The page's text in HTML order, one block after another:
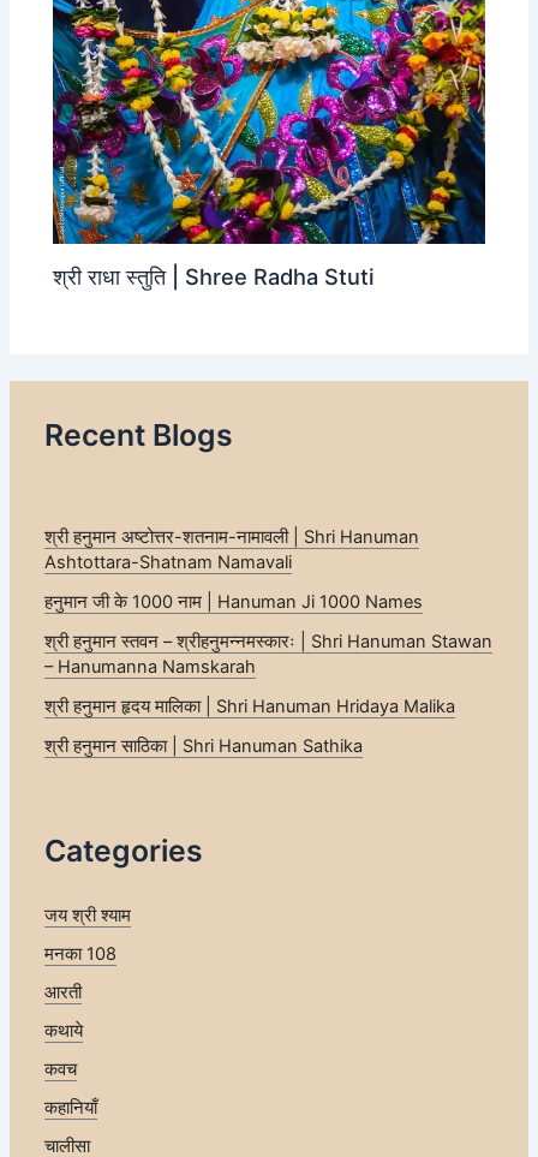
श्री राधा स्तुति | Shree Radha Stuti
Recent Blogs
श्री हनुमान अष्टोत्तर-शतनाम-नामावली | Shri Hanuman
Ashtottara-Shatnam Namavali
हनुमान जी के 1000 नाम | Hanuman Ji 1000 Names
श्री हनुमान स्तवन – श्रीहनुमन्नमस्कारः | Shri Hanuman Stawan
– Hanumanna Namskarah
श्री हनुमान हृदय मालिका | Shri Hanuman Hridaya Malika
श्री हनुमान साठिका | Shri Hanuman Sathika
Categories
जय श्री श्याम
मनका 108
आरती
कथाये
कवच
कहानियाँ
चालीसा